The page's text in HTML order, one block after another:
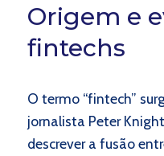
Origem e
fintechs
O termo “fintech”
jornalista Peter
descrever a fusão